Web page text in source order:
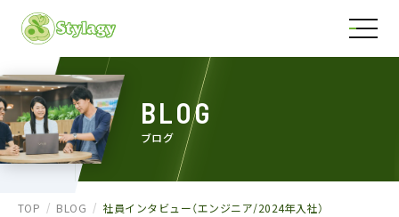
BLOG
ブログ
TOP BLOG 社員インタビュー（エンジニア/2024年入社）